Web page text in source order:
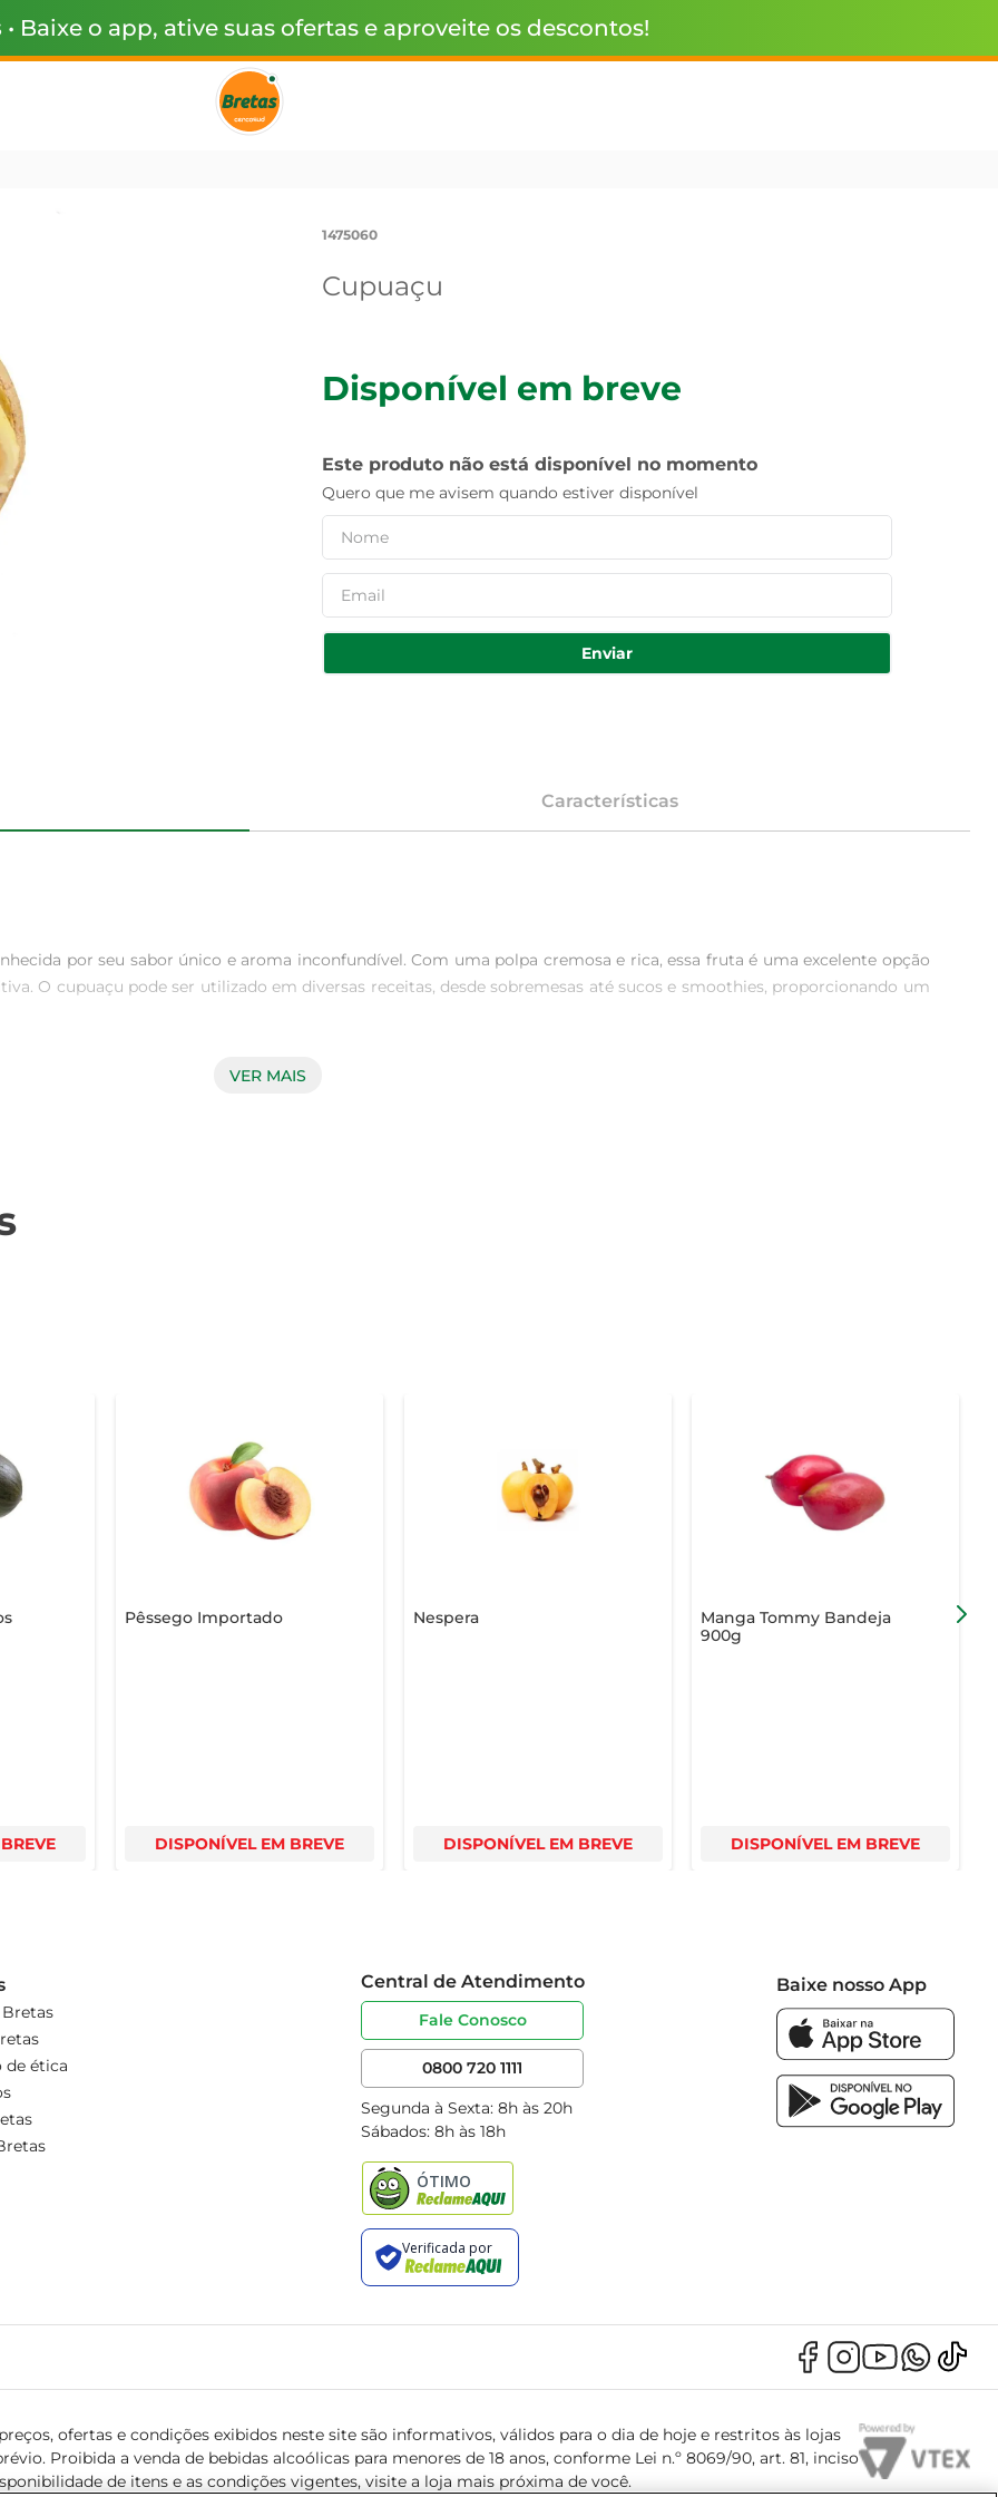
• Baixe o app, ative suas ofertas e aproveite os descontos!
1475060
Cupuaçu
Disponível em breve
Este produto não está disponível no momento
Quero que me avisem quando estiver disponível
Enviar
Características
por seu sabor único e aroma inconfundível. Com uma polpa cremosa e rica, essa fruta é uma excelente opção
O cupuaçu pode ser utilizado em diversas receitas, desde sobremesas até sucos e smoothies, proporcionando um
Você pode utilizá-lo em receitas de bolos, tortas, mousses e até mesmo em pratos salgados, como molhos e
de enriquecer sua dieta com sabor e saúde. Experimente essa fruta incrível e descubra novas formas de apreciá-
VER MAIS
Pêssego Importado
DISPONÍVEL EM BREVE
Nespera
DISPONÍVEL EM BREVE
Manga Tommy Bandeja
900g
DISPONÍVEL EM BREVE
de ética
Central de Atendimento
Fale Conosco
0800 720 1111
Segunda à Sexta: 8h às 20h
Sábados: 8h às 18h
Baixe nosso App
ofertas e condições exibidos neste site são informativos, válidos para o dia de hoje e restritos às lojas
Proibida a venda de bebidas alcoólicas para menores de 18 anos, conforme Lei n.º 8069/90, art. 81, inciso
de itens e as condições vigentes, visite a loja mais próxima de você.